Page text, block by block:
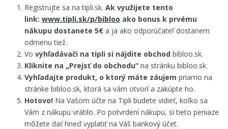
Registrujte sa na tipli.sk. Ak využijete tento
link: www.tipli.sk/p/bibloo ako bonus k prvému
nákupu dostanete 5€ a ja ako odporúčateľ dostanem
odmenu tiež.
Vo vyhľadávači na tipli si nájdite obchod bibloo.sk.
Kliknite na „Prejsť do obchodu“ na stránku bibloo.sk.
Vyhľadajte produkt, o ktorý máte záujem priamo na
stránke bibloo.sk, ktorá sa vám otvorí a zakúpte ho.
Hotovo! Na Vašom účte na Tipli budete vidieť, koľko sa
Vám z nákupu vrátilo. Po potvrdení nákupu, si tieto peniaze
môžete dať hneď vyplatiť na Váš bankový účet.